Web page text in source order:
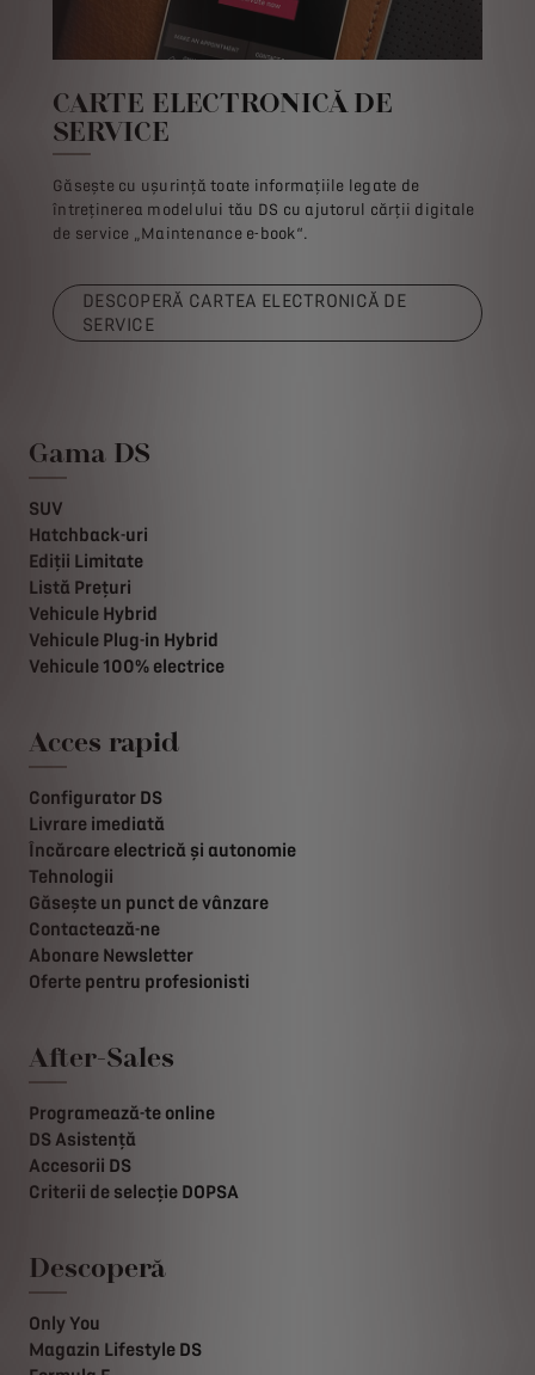
CARTE ELECTRONICĂ DE
SERVICE
Găsește cu ușurință toate informațiile legate de
întreținerea modelului tău DS cu ajutorul cărții digitale
de service „Maintenance e-book“.
DESCOPERĂ CARTEA ELECTRONICĂ DE
SERVICE
Gama DS
SUV
Hatchback-uri
Ediții Limitate
Listă Prețuri
Vehicule Hybrid
Vehicule Plug-in Hybrid
Vehicule 100% electrice
Acces rapid
Configurator DS
Livrare imediată
Încărcare electrică și autonomie
Tehnologii
Găsește un punct de vânzare
Contactează-ne
Abonare Newsletter
Oferte pentru profesionisti
After-Sales
Programează-te online
DS Asistență
Accesorii DS
Criterii de selecție DOPSA
Descoperă
Only You
Magazin Lifestyle DS